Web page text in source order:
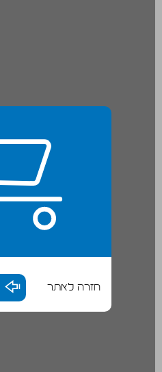
חזרה לאתר